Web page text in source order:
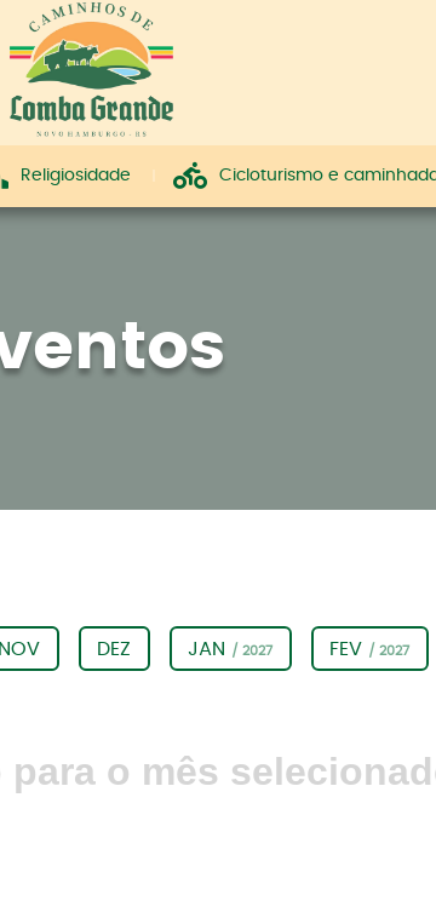
Religiosidade Cicloturismo e
NOV DEZ JAN / 2027 FEV / 2027
para o mês